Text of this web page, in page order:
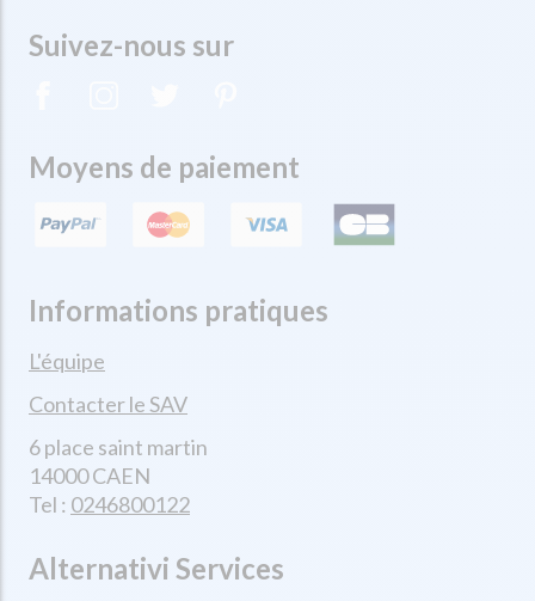
Suivez-nous sur
Moyens de paiement
Informations pratiques
L'équipe
Contacter le SAV
6 place saint martin
14000 CAEN
Tel : 0246800122
Alternativi Services